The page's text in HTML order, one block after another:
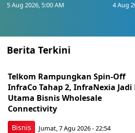
5 Aug 2026, 5:00 AM 4 Aug
Berita Terkini
Bisnis
Telkom Rampungkan Spin-Off
InfraCo Tahap 2, InfraNexia Jadi
Utama Bisnis Wholesale
Connectivity
Jumat, 7 Agu 2026 - 22:54